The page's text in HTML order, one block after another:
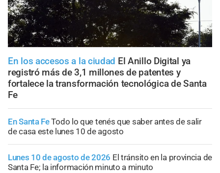
En los accesos a la ciudad El Anillo Digital ya
registró más de 3,1 millones de patentes y
fortalece la transformación tecnológica de Santa
Fe
En Santa FeTodo lo que tenés que saber antes de salir
de casa este lunes 10 de agosto
Lunes 10 de agosto de 2026 El tránsito en la provincia de
Santa Fe; la información minuto a minuto